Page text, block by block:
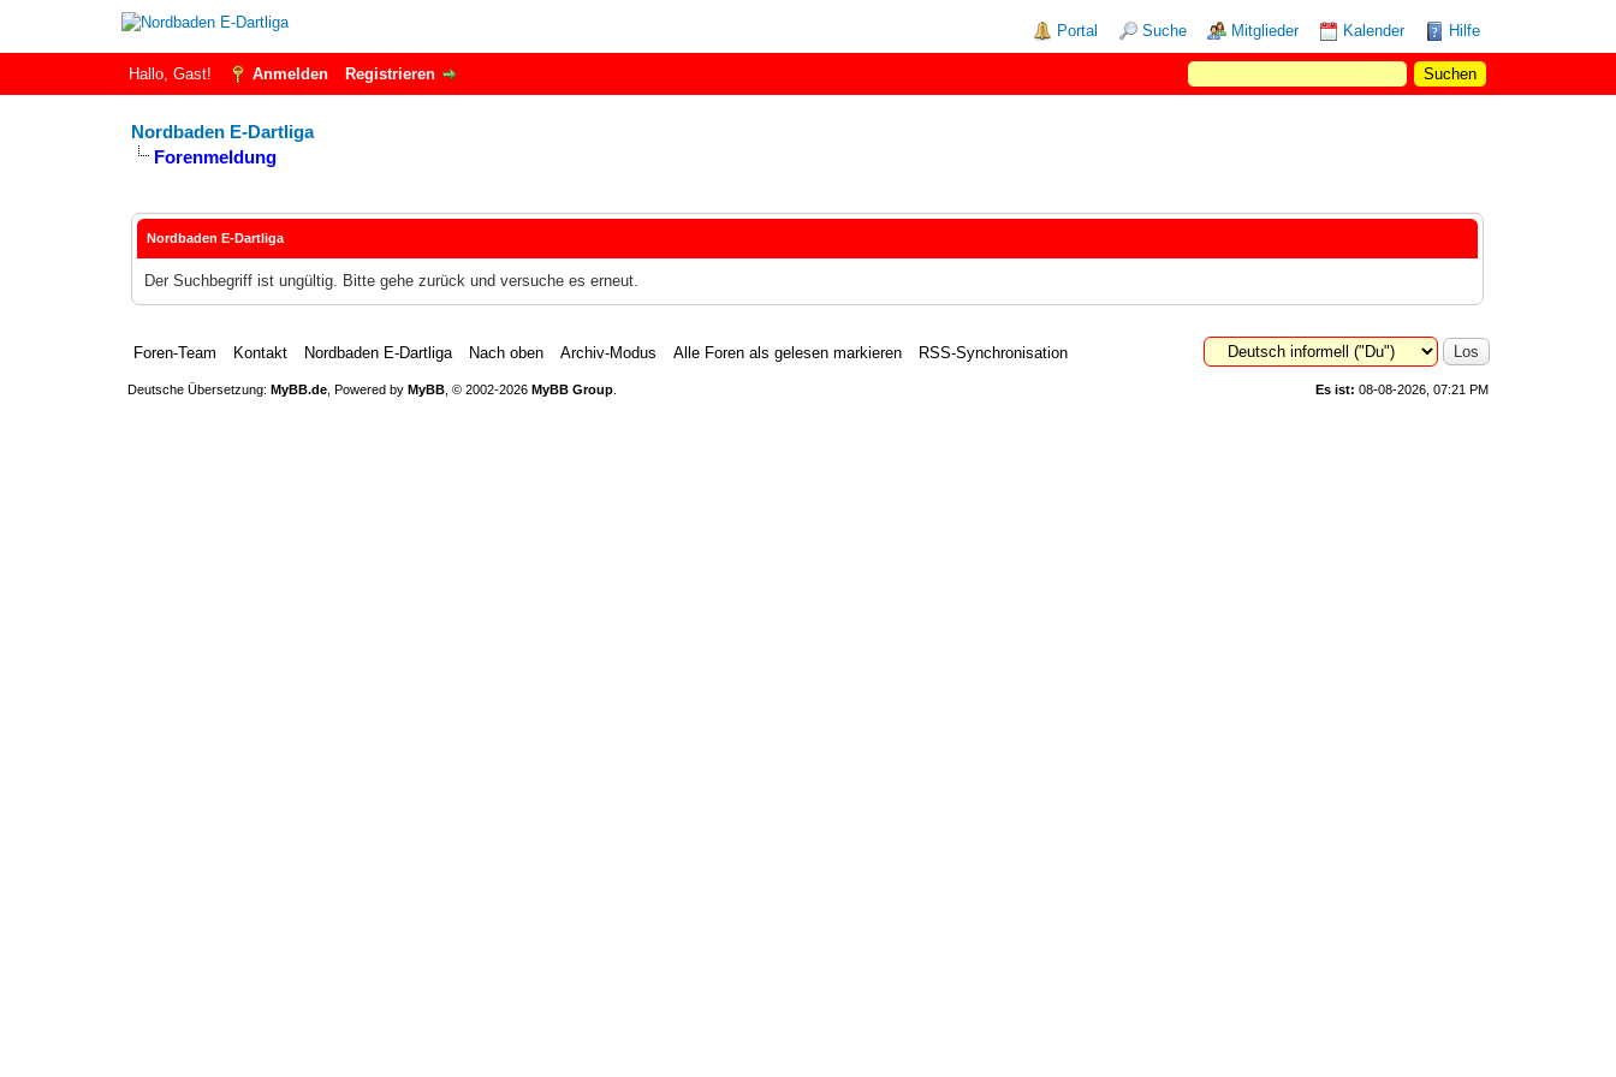
Portal Suche Mitglieder Kalender Hilfe
Hallo, Gast! Anmelden Registrieren
Nordbaden E-Dartliga
Forenmeldung
Nordbaden E-Dartliga
Der Suchbegriff ist ungültig. Bitte gehe zurück und versuche es erneut.
Foren-Team Kontakt Nordbaden E-Dartliga Nach oben Archiv-Modus Alle Foren als gelesen markieren RSS-Synchronisation
Es ist: 08-08-2026, 07:21 PM
Deutsche Übersetzung: MyBB.de, Powered by MyBB, © 2002-2026 MyBB Group.